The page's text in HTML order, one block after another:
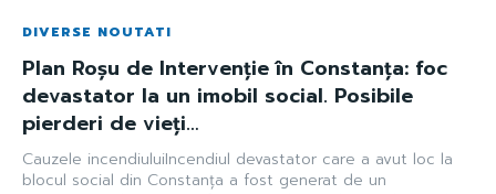
DIVERSE NOUTATI
Plan Roșu de Intervenție în Constanța: foc
devastator la un imobil social. Posibile
pierderi de vieți…
Cauzele incendiuluiIncendiul devastator care a avut loc la
blocul social din Constanța a fost generat de un